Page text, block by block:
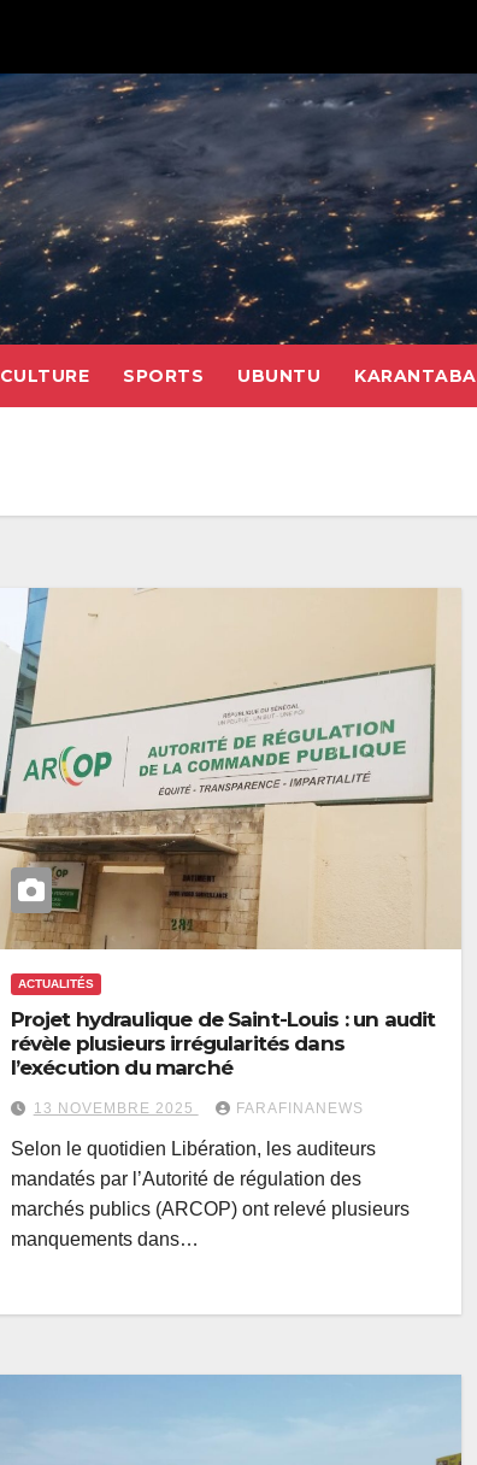
CULTURE SPORTS UBUNTU KARANTABA
ACTUALITÉS
Projet hydraulique de Saint-Louis : un audit
révèle plusieurs irrégularités dans
l’exécution du marché
13 NOVEMBRE 2025 FARAFINANEWS
Selon le quotidien Libération, les auditeurs
mandatés par l’Autorité de régulation des
marchés publics (ARCOP) ont relevé plusieurs
manquements dans…